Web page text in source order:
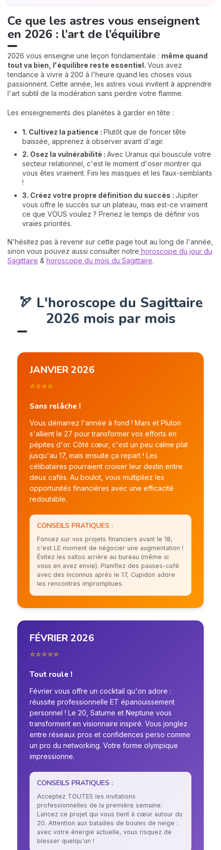
Ce que les astres vous enseignent
en 2026 : l’art de l’équilibre
2026 vous enseigne une leçon fondamentale : même quand
tout va bien, l'équilibre reste essentiel. Vous avez
tendance à vivre à 200 à l'heure quand les choses vous
passionnent. Cette année, les astres vous invitent à apprendre
l'art subtil de la modération sans perdre votre flamme.
Les enseignements des planètes à garder en tête :
1. Cultivez la patience : Plutôt que de foncer tête
baissée, apprenez à observer avant d'agir.
2. Osez la vulnérabilité : Avec Uranus qui bouscule votre
secteur relationnel, c'est le moment d'oser montrer qui
vous êtes vraiment. Fini les masques et les faux-semblants
!
3. Créez votre propre définition du succès : Jupiter
vous offre le succès sur un plateau, mais est-ce vraiment
ce que VOUS voulez ? Prenez le temps de définir vos
vraies priorités.
N'hésitez pas à revenir sur cette page tout au long de l'année,
sinon vous pouvez aussi consulter notre horoscope du jour du
Sagittaire & horoscope du mois du Sagittaire.
🏹 L'horoscope du Sagittaire
2026 mois par mois
JANVIER 2026
⭐⭐⭐⭐
Sans relâche !
Vous démarrez l'année à fond ! Mars et Pluton
s'allient le 27 pour transformer vos efforts en
pépites d'or. Côté cœur, c'est un peu calme plat
jusqu'au 17, mais ensuite ça repart ! Les
célibataires pourraient croiser leur destin entre
deux cafés. Au boulot, vous multipliez les
opportunités financières avec une efficacité
redoutable.
CONSEILS PRATIQUES :
Foncez sur vos projets financiers avant le 18,
c'est LE moment de négocier une augmentation !
Évitez les saltos arrière au bureau (même si
vous en avez envie). Planifiez des pauses-café
avec des inconnus après le 17, Cupidon adore
les rencontres impromptues.
FÉVRIER 2026
⭐⭐⭐⭐⭐
Tout roule !
Février vous offre un cocktail qu'on adore :
réussite professionnelle ET épanouissement
personnel ! Le 20, Saturne et Neptune vous
transforment en visionnaire inspiré. Vous jonglez
entre réseaux pros et confidences perso comme
un pro du networking. Votre forme olympique
impressionne.
CONSEILS PRATIQUES :
Acceptez TOUTES les invitations
professionnelles de la première semaine.
Lancez ce projet qui vous tient à cœur autour du
20. Attention aux batailles de boules de neige :
avec votre énergie actuelle, vous risquez de
blesser quelqu'un !